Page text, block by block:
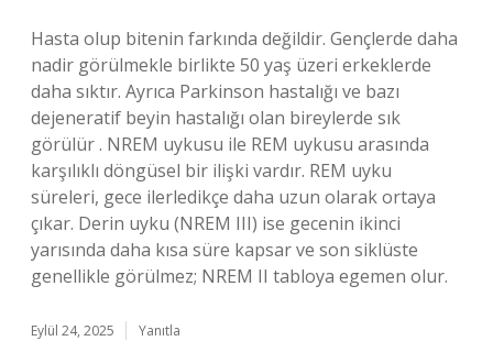
Hasta olup bitenin farkında değildir. Gençlerde daha
nadir görülmekle birlikte 50 yaş üzeri erkeklerde
daha sıktır. Ayrıca Parkinson hastalığı ve bazı
dejeneratif beyin hastalığı olan bireylerde sık
görülür . NREM uykusu ile REM uykusu arasında
karşılıklı döngüsel bir ilişki vardır. REM uyku
süreleri, gece ilerledikçe daha uzun olarak ortaya
çıkar. Derin uyku (NREM III) ise gecenin ikinci
yarısında daha kısa süre kapsar ve son siklüste
genellikle görülmez; NREM II tabloya egemen olur.
Eylül 24, 2025 Yanıtla